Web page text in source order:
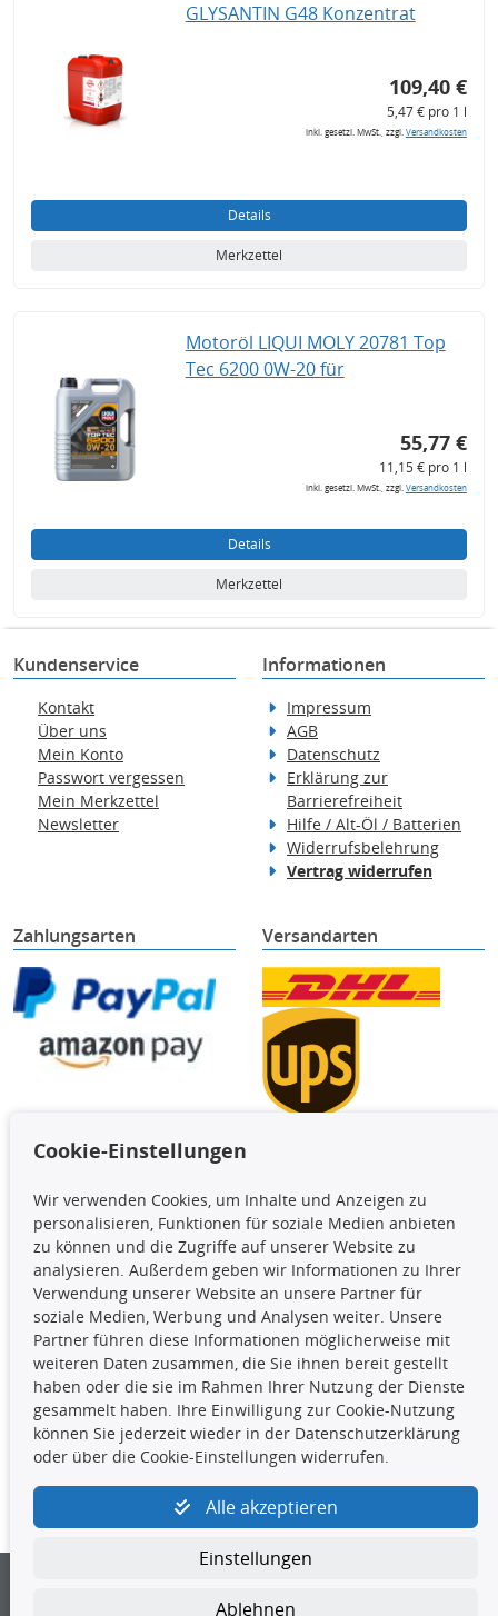
GLYSANTIN G48 Konzentrat
109,40 €
5,47 € pro 1 l
inkl. gesetzl. MwSt., zzgl.Versandkosten
Details
Merkzettel
Motoröl LIQUI MOLY 20781 Top
Tec 6200 0W-20 für
55,77 €
11,15 € pro 1 l
inkl. gesetzl. MwSt., zzgl.Versandkosten
Details
Merkzettel
Kundenservice
Kontakt
Über uns
Mein Konto
Passwort vergessen
Mein Merkzettel
Newsletter
Informationen
Impressum
AGB
Datenschutz
Erklärung zur
Barrierefreiheit
Hilfe / Alt-Öl / Batterien
Widerrufsbelehrung
Vertrag widerrufen
Zahlungsarten Versandarten
Die hier angezeigten Daten,
insbesondere die gesamte Datenbank,
dürfen nicht kopiert werden. Es ist zu
unterlassen, die Daten oder die gesamte Datenbank ohne
vorherige Zustimmung TecDocs zu vervielfältigen, zu
verbreiten und/oder diese Handlungen durch Dritte ausführen
zu lassen. Ein Zuwiderhandeln stellt eine
Urheberrechtsverletzung dar und wird verfolgt.
Kontakt
4yourcar GmbH | Avidesweg 1 | 27386 Hemsbünde |
kundenservice@4yourcar.de
Cookie-Einstellungen
Wir verwenden Cookies, um Inhalte und Anzeigen zu
personalisieren, Funktionen für soziale Medien anbieten
zu können und die Zugriffe auf unserer Website zu
analysieren. Außerdem geben wir Informationen zu Ihrer
Verwendung unserer Website an unsere Partner für
soziale Medien, Werbung und Analysen weiter. Unsere
Partner führen diese Informationen möglicherweise mit
weiteren Daten zusammen, die Sie ihnen bereit gestellt
haben oder die sie im Rahmen Ihrer Nutzung der Dienste
gesammelt haben. Ihre Einwilligung zur Cookie-Nutzung
können Sie jederzeit wieder in der Datenschutzerklärung
oder über die Cookie-Einstellungen widerrufen.
Alle akzeptieren
Einstellungen
Ablehnen